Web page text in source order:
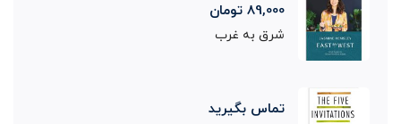
89,000 تومان
شرق به غرب
تماس بگیرید